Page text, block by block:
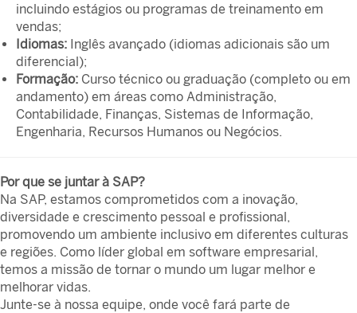
incluindo estágios ou programas de treinamento em
vendas;
Idiomas: Inglês avançado (idiomas adicionais são um
diferencial);
Formação: Curso técnico ou graduação (completo ou em
andamento) em áreas como Administração,
Contabilidade, Finanças, Sistemas de Informação,
Engenharia, Recursos Humanos ou Negócios.
Por que se juntar à SAP?
Na SAP, estamos comprometidos com a inovação,
diversidade e crescimento pessoal e profissional,
promovendo um ambiente inclusivo em diferentes culturas
e regiões. Como líder global em software empresarial,
temos a missão de tornar o mundo um lugar melhor e
melhorar vidas.
Junte-se à nossa equipe, onde você fará parte de